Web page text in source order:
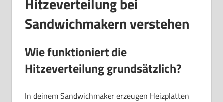
Sandwichmakern verstehen
Wie funktioniert die
Hitzeverteilung grundsätzlich?
In deinem Sandwichmaker erzeugen Heizplatten